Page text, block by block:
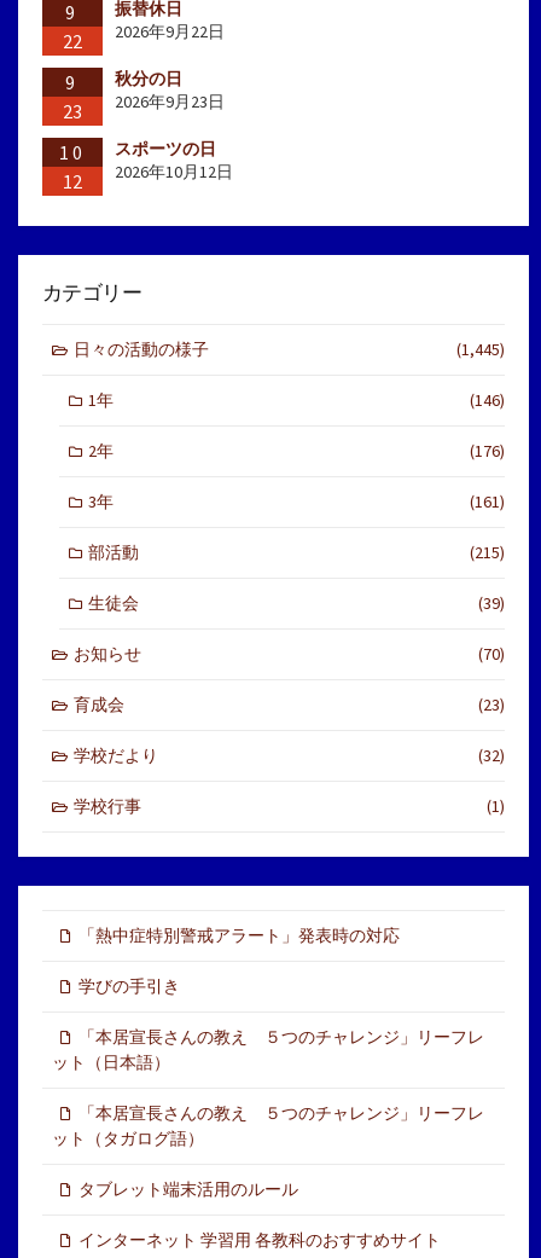
9
22
振替休日
2026年9月22日
9
23
秋分の日
2026年9月23日
10
12
スポーツの日
2026年10月12日
カテゴリー
日々の活動の様子 (1,445)
1年 (146)
2年 (176)
3年 (161)
部活動 (215)
生徒会 (39)
お知らせ (70)
育成会 (23)
学校だより (32)
学校行事 (1)
「熱中症特別警戒アラート」発表時の対応
学びの手引き
「本居宣長さんの教え ５つのチャレンジ」リーフレ
ット（日本語）
「本居宣長さんの教え ５つのチャレンジ」リーフレ
ット（タガログ語）
タブレット端末活用のルール
インターネット 学習用 各教科のおすすめサイト